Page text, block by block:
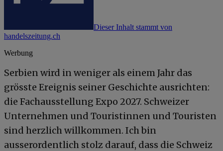
Dieser Inhalt stammt von
handelszeitung.ch
Werbung
Serbien wird in weniger als einem Jahr das
grösste Ereignis seiner Geschichte ausrichten:
die Fachausstellung Expo 2027. Schweizer
Unternehmen und Touristinnen und Touristen
sind herzlich willkommen. Ich bin
ausserordentlich stolz darauf, dass die Schweiz